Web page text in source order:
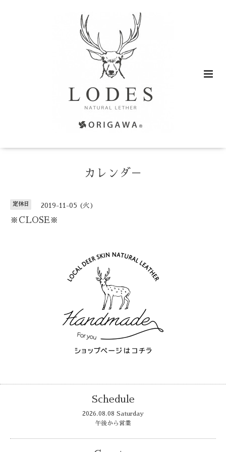
カレンダ－
定休日 2019-11-05 (火)
※CLOSE※
Schedule
2026.08.08 Saturday
午後から営業